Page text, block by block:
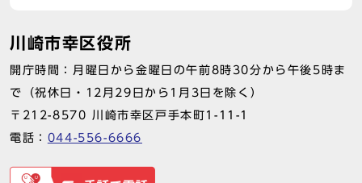
川崎市幸区役所
開庁時間：月曜日から金曜日の午前8時30分から午後5時ま
で（祝休日・12月29日から1月3日を除く）
〒212-8570 川崎市幸区戸手本町1-11-1
電話： 044-556-6666